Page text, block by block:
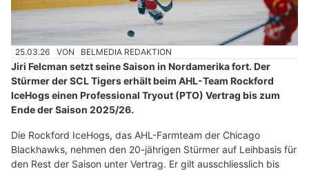
25.03.26 VON BELMEDIA REDAKTION
Jiri Felcman setzt seine Saison in Nordamerika fort. Der
Stürmer der SCL Tigers erhält beim AHL-Team Rockford
IceHogs einen Professional Tryout (PTO) Vertrag bis zum
Ende der Saison 2025/26.
Die Rockford IceHogs, das AHL-Farmteam der Chicago
Blackhawks, nehmen den 20-jährigen Stürmer auf Leihbasis für
den Rest der Saison unter Vertrag. Er gilt ausschliesslich bis